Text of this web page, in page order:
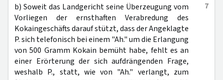
7
b) Soweit das Landgericht seine Überzeugung vom
Vorliegen der ernsthaften Verabredung des
Kokaingeschäfts darauf stützt, dass der Angeklagte
P. sich telefonisch bei einem "Ah." um die Erlangung
von 500 Gramm Kokain bemüht habe, fehlt es an
einer Erörterung der sich aufdrängenden Frage,
weshalb P., statt, wie von "Ah." verlangt, zum